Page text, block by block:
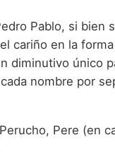
Pablo, si bien
cariño en la
diminutivo único
nombre por
Pere (en